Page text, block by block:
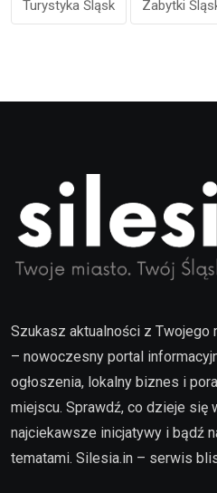
Turystyka Śląsk Zabytki
Szukasz aktualności z Twojego
– nowoczesny portal
ogłoszenia, lokalny biznes i
miejscu. Sprawdź, co dzieje się
najciekawsze inicjatywy i bądź
tematami. Silesia.in – serwis